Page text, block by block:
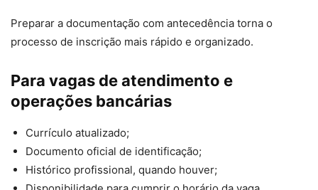
Preparar a documentação com antecedência torna o
processo de inscrição mais rápido e organizado.
Para vagas de atendimento e
operações bancárias
Currículo atualizado;
Documento oficial de identificação;
Histórico profissional, quando houver;